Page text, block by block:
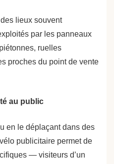
lieux souvent
par les panneaux
ruelles
proches du point de vente
au public
en le déplaçant dans des
publicitaire permet de
— visiteurs d’un